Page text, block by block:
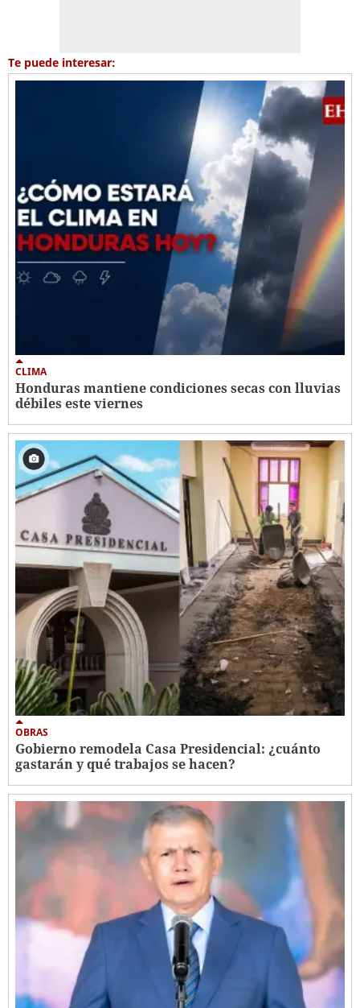
Te puede interesar:
CLIMA
Honduras mantiene condiciones secas con lluvias
débiles este viernes
OBRAS
Gobierno remodela Casa Presidencial: ¿cuánto
gastarán y qué trabajos se hacen?